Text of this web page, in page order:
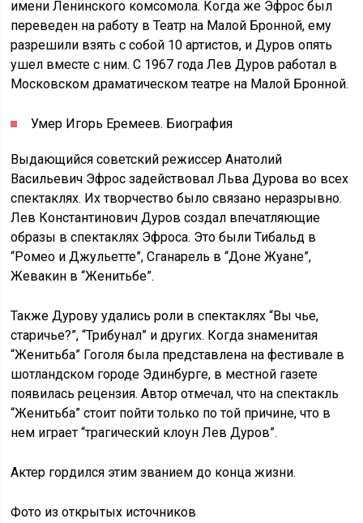
имени Ленинского комсомола. Когда же Эфрос был
переведен на работу в Театр на Малой Бронной, ему
разрешили взять с собой 10 артистов, и Дуров опять
ушел вместе с ним. С 1967 года Лев Дуров работал в
Московском драматическом театре на Малой Бронной.
Умер Игорь Еремеев. Биография
Выдающийся советский режиссер Анатолий
Васильевич Эфрос задействовал Льва Дурова во всех
спектаклях. Их творчество было связано неразрывно.
Лев Константинович Дуров создал впечатляющие
образы в спектаклях Эфроса. Это были Тибальд в
“Ромео и Джульетте”, Сганарель в “Доне Жуане”,
Жевакин в “Женитьбе”.
Также Дурову удались роли в спектаклях “Вы чье,
старичье?”, “Трибунал” и других. Когда знаменитая
“Женитьба” Гоголя была представлена на фестивале в
шотландском городе Эдинбурге, в местной газете
появилась рецензия. Автор отмечал, что на спектакль
“Женитьба” стоит пойти только по той причине, что в
нем играет “трагический клоун Лев Дуров”.
Актер гордился этим званием до конца жизни.
Фото из открытых источников